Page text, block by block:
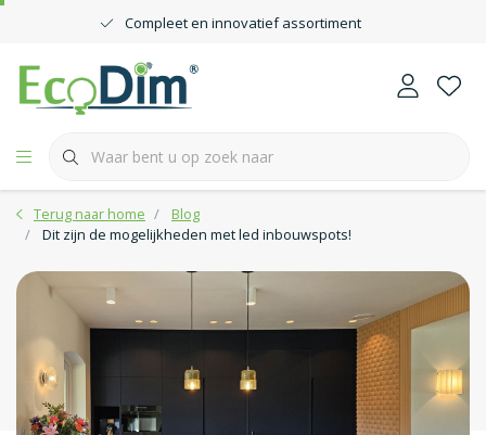
Compleet en innovatief assortiment
Terug naar home
Blog
Dit zijn de mogelijkheden met led inbouwspots!